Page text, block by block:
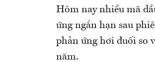
Hôm nay nhiều mã
ứng ngắn hạn sau
phản ứng hơi đuối so
năm.